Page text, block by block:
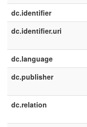
dc.identifier
dc.identifier.uri
dc.language
dc.publisher
dc.relation